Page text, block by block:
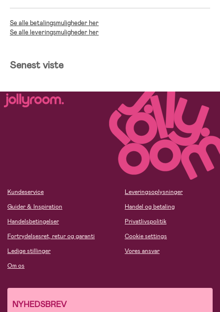
Se alle betalingsmuligheder her
Se alle leveringsmuligheder her
Senest viste
Kundeservice
Guider & Inspiration
Handelsbetingelser
Fortrydelsesret, retur og garanti
Ledige stillinger
Om os
Leveringsoplysninger
Handel og betaling
Privatlivspolitik
Cookie settings
Vores ansvar
NYHEDSBREV